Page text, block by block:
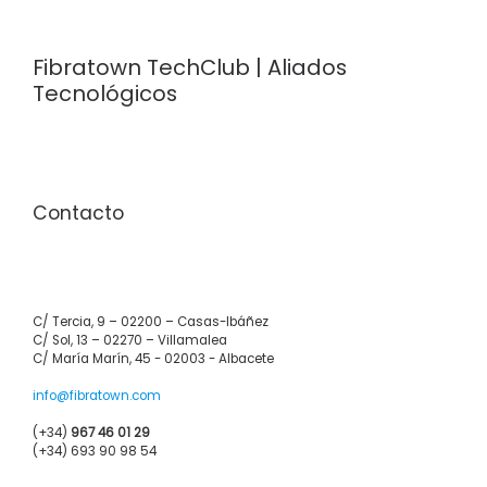
Fibratown TechClub | Aliados
Tecnológicos
Contacto
C/ Tercia, 9 – 02200 – Casas-Ibáñez
C/ Sol, 13 – 02270 – Villamalea
C/ María Marín, 45 - 02003 - Albacete
info@fibratown.com
(+34) 967 46 01 29
(+34) 693 90 98 54